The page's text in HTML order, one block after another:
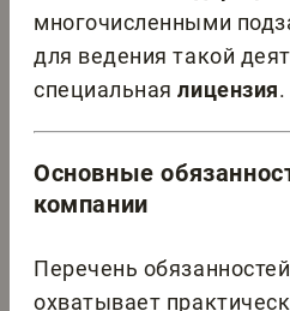
многочисленными
для ведения такой
специальнаялицензия.
Основные
компании
Перечень
охватывает